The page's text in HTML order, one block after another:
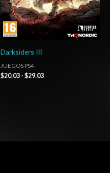
Darksiders III
JUEGOS PS4
$20.03 - $29.03